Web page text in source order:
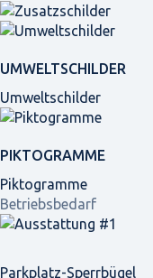
UMWELTSCHILDER
Umweltschilder
PIKTOGRAMME
Piktogramme
Betriebsbedarf
Parkplatz-Sperrbügel